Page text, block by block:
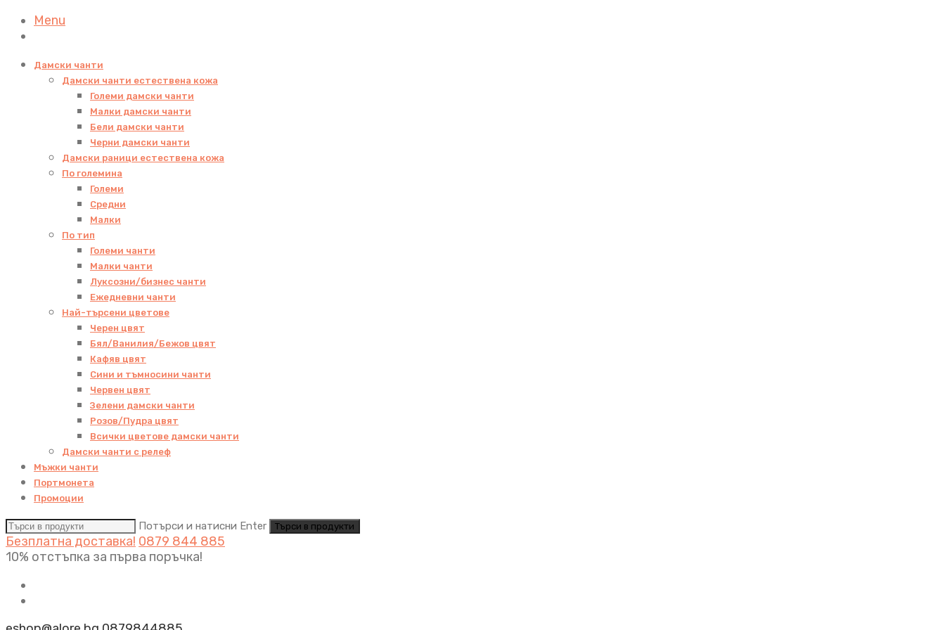
Menu
Дамски чанти
Дамски чанти естествена кожа
Големи дамски чанти
Малки дамски чанти
Бели дамски чанти
Черни дамски чанти
Дамски раници естествена кожа
По големина
Големи
Средни
Малки
По тип
Големи чанти
Малки чанти
Луксозни/бизнес чанти
Ежедневни чанти
Най-търсени цветове
Черен цвят
Бял/Ванилия/Бежов цвят
Кафяв цвят
Сини и тъмносини чанти
Червен цвят
Зелени дамски чанти
Розов/Пудра цвят
Всички цветове дамски чанти
Дамски чанти с релеф
Мъжки чанти
Портмонета
Промоции
Потърси и натисни Enter
Безплатна доставка! 0879 844 885
10% отстъпка за първа поръчка!